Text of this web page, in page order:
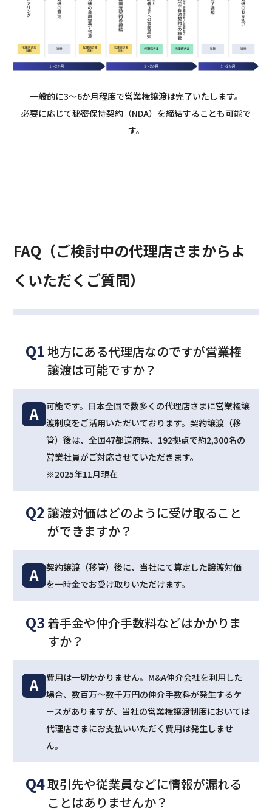
一般的に3～6か月程度で営業権譲渡は完了いたします。
必要に応じて秘密保持契約（NDA）を締結することも可能で
す。
FAQ（ご検討中の代理店さまからよ
くいただくご質問）
Q1地方にある代理店なのですが営業権
譲渡は可能ですか？
A
可能です。日本全国で数多くの代理店さまに営業権譲
渡制度をご活用いただいております。契約譲渡（移
管）後は、全国47都道府県、192拠点で約2,300名の
営業社員がご対応させていただきます。
※2025年11月現在
Q2譲渡対価はどのように受け取ること
ができますか？
A
契約譲渡（移管）後に、当社にて算定した譲渡対価
を一時金でお受け取りいただけます。
Q3着手金や仲介手数料などはかかりま
すか？
A
費用は一切かかりません。M&A仲介会社を利用した
場合、数百万～数千万円の仲介手数料が発生するケ
ースがありますが、当社の営業権譲渡制度においては
代理店さまにお支払いいただく費用は発生しませ
ん。
Q4取引先や従業員などに情報が漏れる
ことはありませんか？